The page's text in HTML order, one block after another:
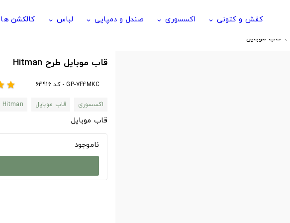
کفش و کتونی keyboard_arrow_down اکسسوری keyboard_arrow_down صندل و دمپایی keyboard_arrow_down لباس keyboard_arrow_down
کالکشن ها
قاب موبایل
قاب موبایل طرح Hitman
GP-7F4MKC - کد 64916 star
اکسسوری قاب موبایل Hitman
قاب موبایل
ناموجود